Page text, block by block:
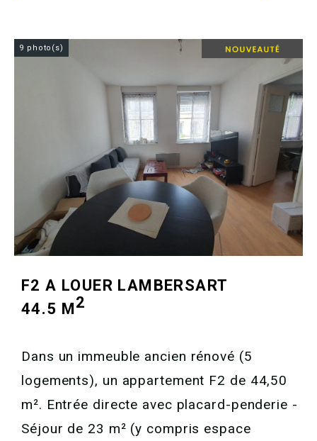
9 photo(s)
F2 A LOUER LAMBERSART
44.5 M2
Dans un immeuble ancien rénové (5
logements), un appartement F2 de 44,50
m². Entrée directe avec placard-penderie -
Séjour de 23 m² (y compris espace